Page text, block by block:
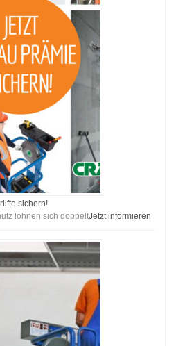
sichern!
lohnen sich doppeltJetzt informieren